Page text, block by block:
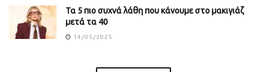
Τα 5 πιο συχνά λάθη που κάνουμε στο μακιγιάζ
μετά τα 40
14/05/2025